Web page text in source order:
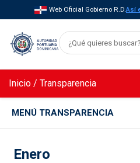
Web Oficial Gobierno R.D.Así
Inicio / Transparencia
MENÚ TRANSPARENCIA
Enero